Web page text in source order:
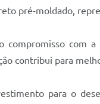
pré-moldado,
com
contribui para
para o